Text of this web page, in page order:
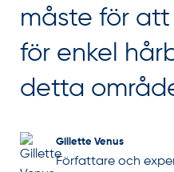
Gillette Venus
Författare och
måste för
för enkel
detta